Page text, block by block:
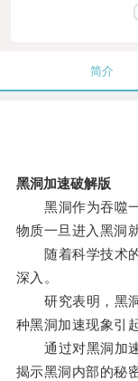
简介
黑洞加速破解版
黑洞作为吞噬一
物质一旦进入黑洞
随着科学技术的
深入。
研究表明，黑洞
种黑洞加速现象引
通过对黑洞加速
揭示黑洞内部的秘